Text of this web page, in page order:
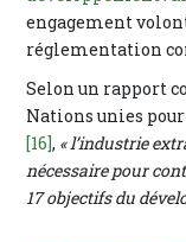
engagement
réglementation
Selon un rapport
Nations unies
[16], « l’industrie
nécessaire pour
17 objectifs du